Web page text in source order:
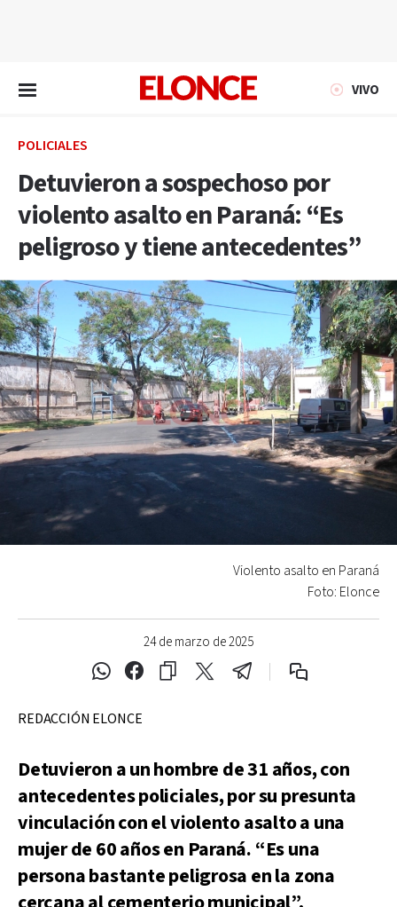
VIVO
POLICIALES
Detuvieron a sospechoso por
violento asalto en Paraná: “Es
peligroso y tiene antecedentes”
24 de marzo de 2025
Violento asalto en Paraná
Foto: Elonce
REDACCIÓN ELONCE
Detuvieron a un hombre de 31 años, con
antecedentes policiales, por su presunta
vinculación con el violento asalto a una
mujer de 60 años en Paraná. “Es una
persona bastante peligrosa en la zona